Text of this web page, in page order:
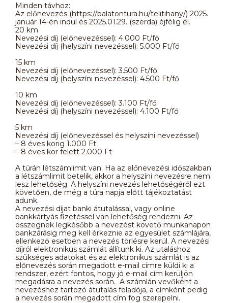
Minden távhoz:
Az előnevezés (https://balatontura.hu/telitihany/) 2025.
január 14-én indul és 2025.01.29. (szerda) éjfélig él.
20 km
Nevezési díj (előnevezéssel): 4.000 Ft/fő
Nevezési díj (helyszíni nevezéssel): 5.000 Ft/fő
15 km
Nevezési díj (előnevezéssel): 3.500 Ft/fő
Nevezési díj (helyszíni nevezéssel): 4.500 Ft/fő
10 km
Nevezési díj (előnevezéssel): 3.100 Ft/fő
Nevezési díj (helyszíni nevezéssel): 4.100 Ft/fő
5 km
Nevezési díj (előnevezéssel és helyszíni nevezéssel)
– 8 éves korig 1.000 Ft
– 8 éves kor felett 2.000 Ft
A túrán létszámlimit van. Ha az előnevezési időszakban
a létszámlimit betelik, akkor a helyszíni nevezésre nem
lesz lehetőség. A helyszíni nevezés lehetőségéről ezt
követően, de még a túra napja előtt tájékoztatást
adunk.
A nevezési díjat banki átutalással, vagy online
bankkártyás fizetéssel van lehetőség rendezni. Az
összegnek legkésőbb a nevezést követő munkanapon
bankzárásig meg kell érkeznie az egyesület számlájára,
ellenkező esetben a nevezés törlésre kerül. A nevezési
díjról elektronikus számlát állítunk ki. Az utaláshoz
szükséges adatokat és az elektronikus számlát is az
előnevezés során megadott e-mail címre küldi ki a
rendszer, ezért fontos, hogy jó e-mail cím kerüljön
megadásra a nevezés során. A számlán vevőként a
nevezéshez tartozó átutalás feladója, a címként pedig
a nevezés során megadott cím fog szerepelni.